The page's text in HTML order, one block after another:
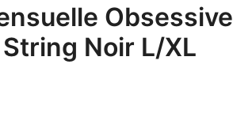
Obsessive
Noir L/XL